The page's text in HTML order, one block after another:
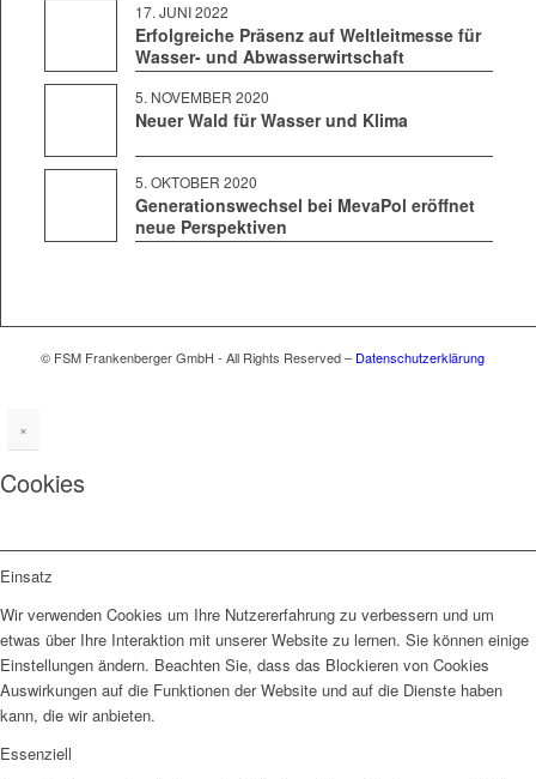
17. JUNI 2022
Erfolgreiche Präsenz auf Weltleitmesse für
Wasser- und Abwasserwirtschaft
5. NOVEM­BER 2020
Neuer Wald für Wasser und Klima
5. OKTO­BER 2020
Generationswechsel bei MevaPol eröffnet
neue Perspektiven
© FSM Frankenberger GmbH - All Rights Reserved – Datenschutzerklärung
×
Cookies
Einsatz
Wir verwenden Cookies um Ihre Nutzererfahrung zu verbessern und um
etwas über Ihre Interaktion mit unserer Website zu lernen. Sie können einige
Einstellungen ändern. Beachten Sie, dass das Blockieren von Cookies
Auswirkungen auf die Funktionen der Website und auf die Dienste haben
kann, die wir anbieten.
Essenziell